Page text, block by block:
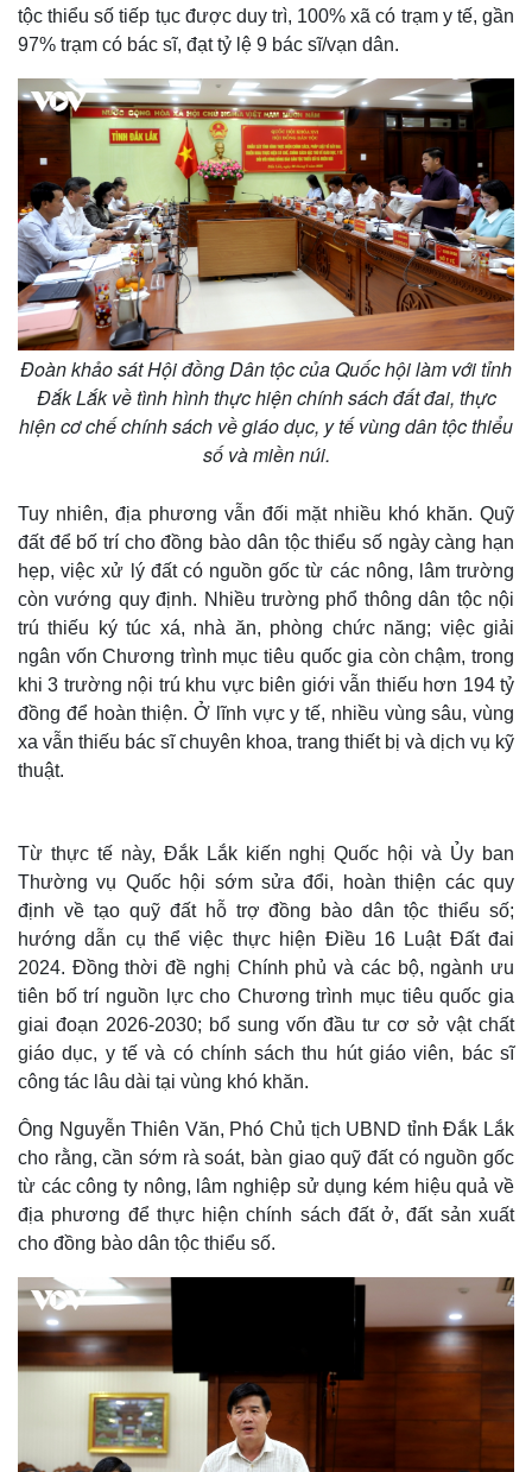
Thế giới
Quan sát
Hồ sơ
Multimedia
Video
E-Magazine
Infographic
g
i
m
e
tộc thiểu số tiếp tục được duy trì, 100% xã có trạm y tế, gần
97% trạm có bác sĩ, đạt tỷ lệ 9 bác sĩ/vạn dân.
Đoàn khảo sát Hội đồng Dân tộc của Quốc hội làm với tỉnh
Đắk Lắk về tình hình thực hiện chính sách đất đai, thực
hiện cơ chế chính sách về giáo dục, y tế vùng dân tộc thiểu
số và miền núi.
Tuy nhiên, địa phương vẫn đối mặt nhiều khó khăn. Quỹ
đất để bố trí cho đồng bào dân tộc thiểu số ngày càng hạn
hẹp, việc xử lý đất có nguồn gốc từ các nông, lâm trường
còn vướng quy định. Nhiều trường phổ thông dân tộc nội
trú thiếu ký túc xá, nhà ăn, phòng chức năng; việc giải
ngân vốn Chương trình mục tiêu quốc gia còn chậm, trong
khi 3 trường nội trú khu vực biên giới vẫn thiếu hơn 194 tỷ
đồng để hoàn thiện. Ở lĩnh vực y tế, nhiều vùng sâu, vùng
xa vẫn thiếu bác sĩ chuyên khoa, trang thiết bị và dịch vụ kỹ
thuật.
Từ thực tế này, Đắk Lắk kiến nghị Quốc hội và Ủy ban
Thường vụ Quốc hội sớm sửa đổi, hoàn thiện các quy
định về tạo quỹ đất hỗ trợ đồng bào dân tộc thiểu số;
hướng dẫn cụ thể việc thực hiện Điều 16 Luật Đất đai
2024. Đồng thời đề nghị Chính phủ và các bộ, ngành ưu
tiên bố trí nguồn lực cho Chương trình mục tiêu quốc gia
giai đoạn 2026-2030; bổ sung vốn đầu tư cơ sở vật chất
giáo dục, y tế và có chính sách thu hút giáo viên, bác sĩ
công tác lâu dài tại vùng khó khăn.
Ông Nguyễn Thiên Văn, Phó Chủ tịch UBND tỉnh Đắk Lắk
cho rằng, cần sớm rà soát, bàn giao quỹ đất có nguồn gốc
từ các công ty nông, lâm nghiệp sử dụng kém hiệu quả về
địa phương để thực hiện chính sách đất ở, đất sản xuất
cho đồng bào dân tộc thiểu số.